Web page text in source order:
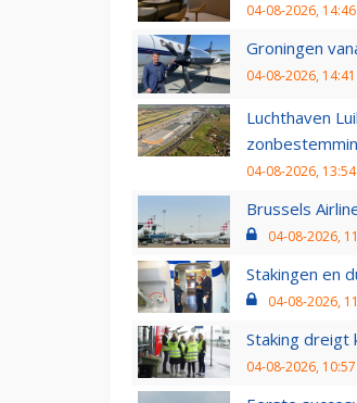
04-08-2026, 14:46
Groningen
04-08-2026, 14:41
Luchthaven
04-08-2026, 13:54
Brussels
04-08-2026,
Stakingen en
04-08-2026,
Staking dreigt
04-08-2026, 10:57